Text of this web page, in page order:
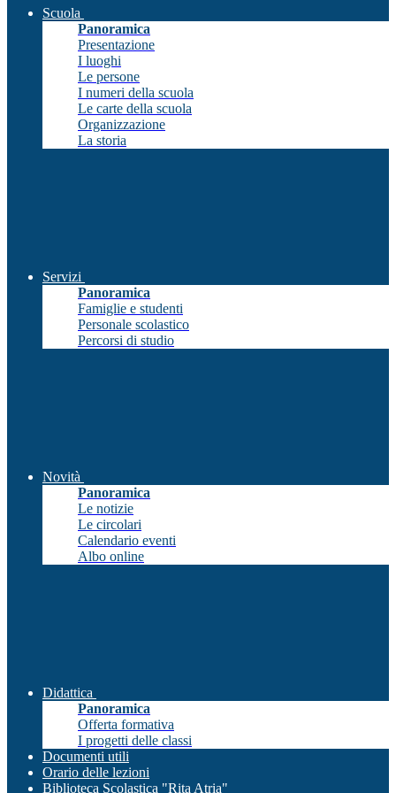
Scuola
Panoramica
Presentazione
I luoghi
Le persone
I numeri della scuola
Le carte della scuola
Organizzazione
La storia
Servizi
Panoramica
Famiglie e studenti
Personale scolastico
Percorsi di studio
Novità
Panoramica
Le notizie
Le circolari
Calendario eventi
Albo online
Didattica
Panoramica
Offerta formativa
I progetti delle classi
Documenti utili
Orario delle lezioni
Biblioteca Scolastica "Rita Atria"